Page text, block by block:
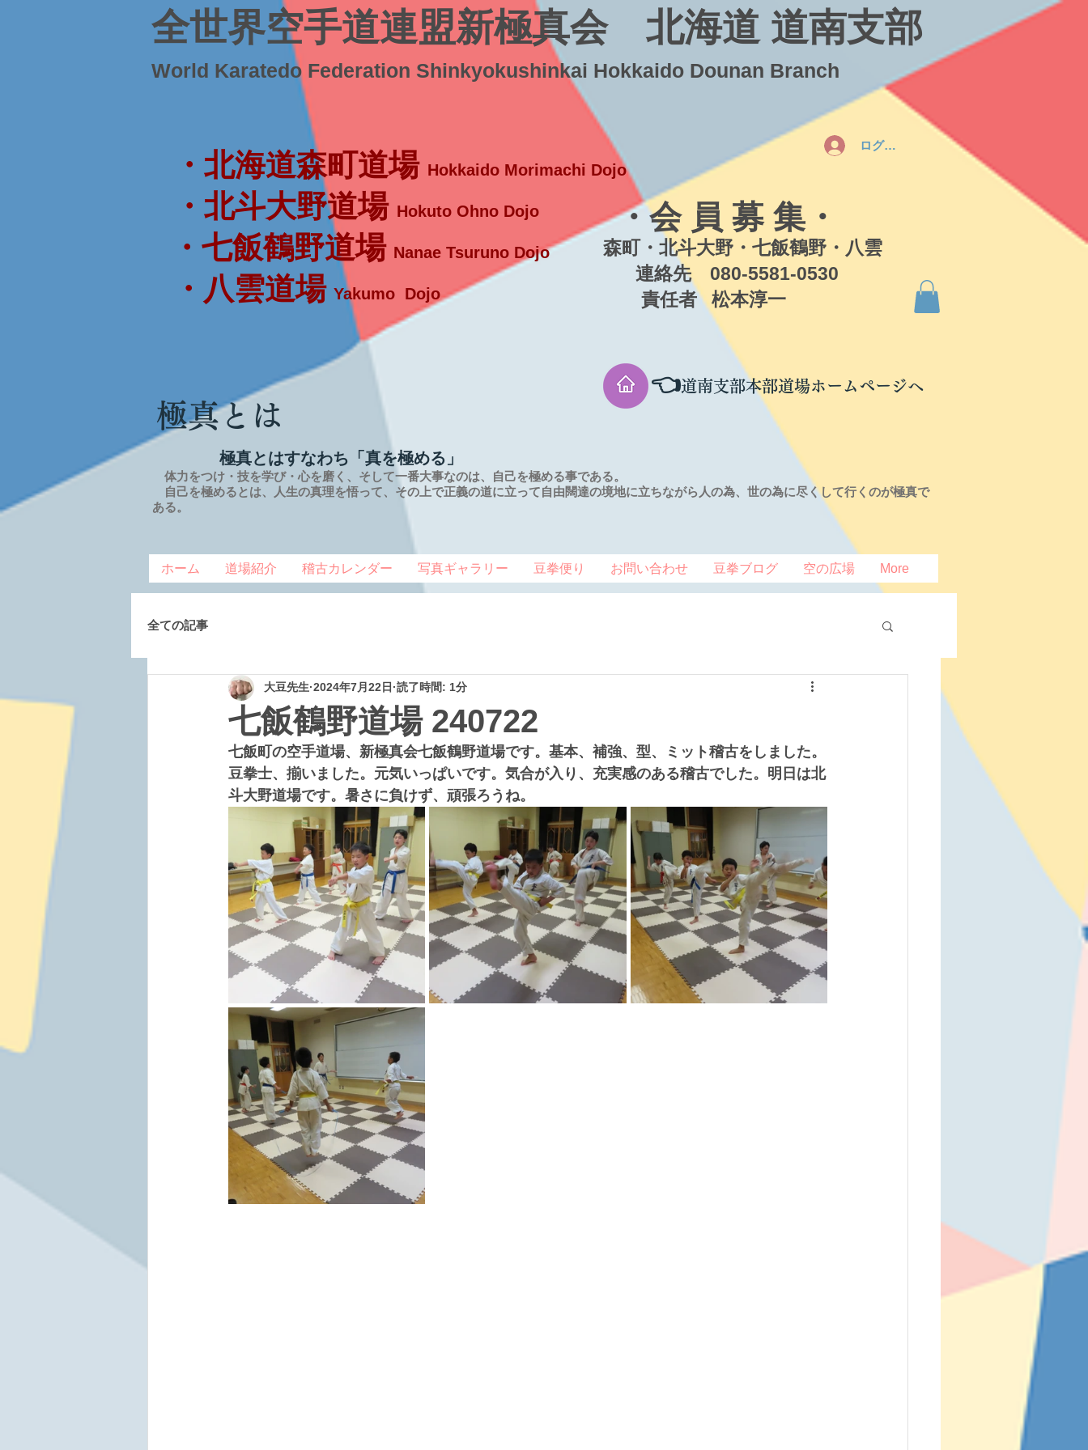
全世界空手道連盟新極真会 北海道 道南支部
World Karatedo Federation Shinkyokushinkai Hokkaido Dounan Branch
ログイン
・会 員 募 集・
森町・北斗大野・七飯鶴野・八雲
連絡先 080-5581-0530
責任者 松本淳一
・北海道森町道場 Hokkaido Morimachi Dojo
・北斗大野道場 Hokuto Ohno Dojo
・七飯鶴野道場 Nanae Tsuruno Dojo
・八雲道場 Yakumo Dojo
極真とは
👈道南支部本部道場ホームページへ
極真とはすなわち「真を極める」
体力をつけ・技を学び・心を磨く、そして一番大事なのは、自己を極める事である。
自己を極めるとは、
人生の真理を悟って、その上で正義の道に立って自由闊達の境地に立ちながら人の為、世の為に尽くして行くのが極真で
ある。
ホーム 道場紹介 稽古カレンダー 写真ギャラリー 豆拳便り お問い合わせ 豆拳ブログ 空の広場 More
全ての記事
七飯鶴野道場 240722
大豆先生 2024年7月22日 読了時間: 1分
七飯町の空手道場、新極真会七飯鶴野道場です。基本、補強、型、ミット稽古をしました。
豆拳士、揃いました。元気いっぱいです。気合が入り、充実感のある稽古でした。明日は北
斗大野道場です。暑さに負けず、頑張ろうね。